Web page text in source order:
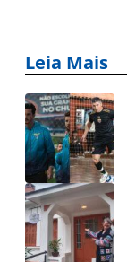
Leia Mais